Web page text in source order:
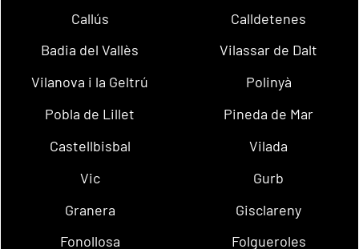
Callús
Calldetenes
Badia del Vallès
Vilassar de Dalt
Vilanova i la Geltrú
Polinyà
Pobla de Lillet
Pineda de Mar
Castellbisbal
Vilada
Vic
Gurb
Granera
Gisclareny
Fonollosa
Folgueroles